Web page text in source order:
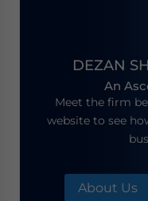
DEZAN
An
Meet the firm
website to see
About Us